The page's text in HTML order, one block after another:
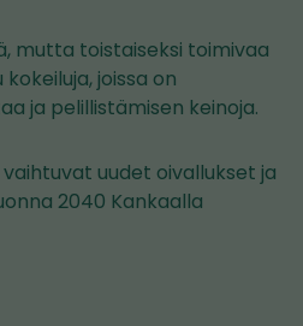
mutta toistaiseksi toimivaa
joissa on
ja pelillistämisen keinoja.
uudet oivallukset ja
2040 Kankaalla